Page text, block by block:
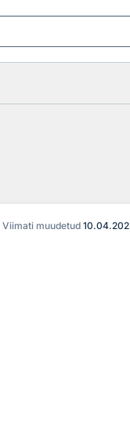
Viimati muudetud